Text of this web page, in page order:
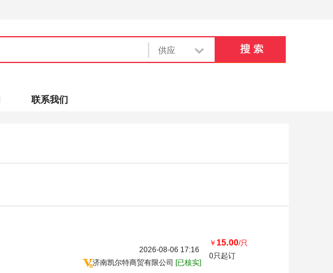
联系我们
2026-08-06 17:16
济南凯尔特商贸有限公司 [已核实]
￥ 15.00/只
0只起订